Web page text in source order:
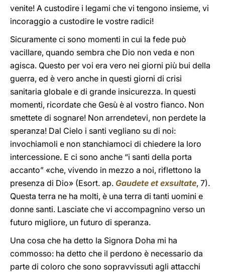
venite! A custodire i legami che vi tengono insieme, vi
incoraggio a custodire le vostre radici!
Sicuramente ci sono momenti in cui la fede può
vacillare, quando sembra che Dio non veda e non
agisca. Questo per voi era vero nei giorni più bui della
guerra, ed è vero anche in questi giorni di crisi
sanitaria globale e di grande insicurezza. In questi
momenti, ricordate che Gesù è al vostro fianco. Non
smettete di sognare! Non arrendetevi, non perdete la
speranza! Dal Cielo i santi vegliano su di noi:
invochiamoli e non stanchiamoci di chiedere la loro
intercessione. E ci sono anche “i santi della porta
accanto” «che, vivendo in mezzo a noi, riflettono la
presenza di Dio» (Esort. ap. Gaudete et exsultate, 7).
Questa terra ne ha molti, è una terra di tanti uomini e
donne santi. Lasciate che vi accompagnino verso un
futuro migliore, un futuro di speranza.
Una cosa che ha detto la Signora Doha mi ha
commosso: ha detto che il perdono è necessario da
parte di coloro che sono sopravvissuti agli attacchi